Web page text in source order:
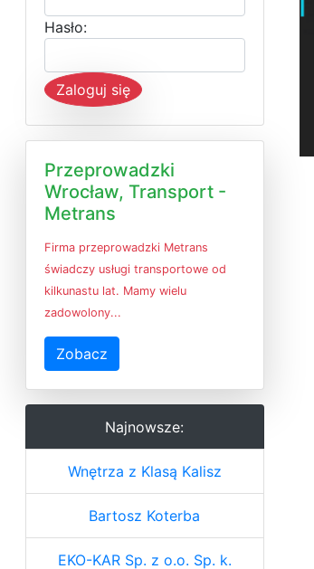
Hasło:
Zaloguj się
Przeprowadzki
Wrocław, Transport -
Metrans
Firma przeprowadzki Metrans
świadczy usługi transportowe od
kilkunastu lat. Mamy wielu
zadowolony...
Zobacz
Najnowsze:
Wnętrza z Klasą Kalisz
Bartosz Koterba
EKO-KAR Sp. z o.o. Sp. k.